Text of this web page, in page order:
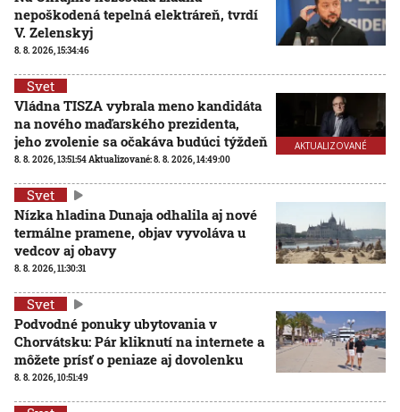
nepoškodená tepelná elektráreň, tvrdí
V. Zelenskyj
8. 8. 2026, 15:34:46
AKTUALIZOVANÉ
Svet
Vládna TISZA vybrala meno kandidáta
na nového maďarského prezidenta,
jeho zvolenie sa očakáva budúci týždeň
8. 8. 2026, 13:51:54Aktualizované:8. 8. 2026, 14:49:00
Svet
Nízka hladina Dunaja odhalila aj nové
termálne pramene, objav vyvoláva u
vedcov aj obavy
8. 8. 2026, 11:30:31
Svet
Podvodné ponuky ubytovania v
Chorvátsku: Pár kliknutí na internete a
môžete prísť o peniaze aj dovolenku
8. 8. 2026, 10:51:49